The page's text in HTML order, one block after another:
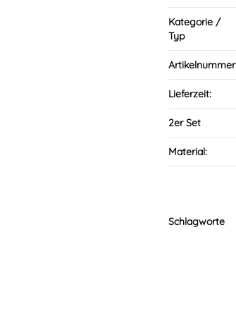
Kategorie /
Typ
Artikelnummer
Lieferzeit:
2er Set
Material:
Schlagworte